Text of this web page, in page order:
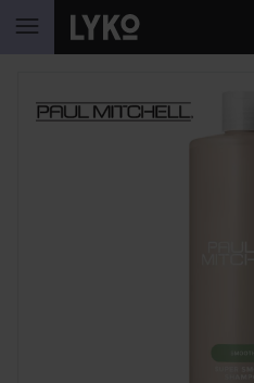
HOPPA TILL INNEHÅLLET